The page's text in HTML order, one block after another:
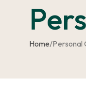
Home/Personal